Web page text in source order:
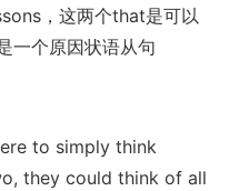
，这两个that是可以
一个原因状语从句
to simply think
they could think of all